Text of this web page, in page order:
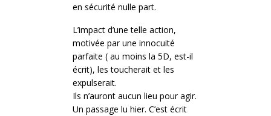
en sécurité nulle part.
L’impact d’une telle action,
motivée par une innocuité
parfaite ( au moins la 5D, est-il
écrit), les toucherait et les
expulserait.
Ils n’auront aucun lieu pour agir.
Un passage lu hier. C’est écrit